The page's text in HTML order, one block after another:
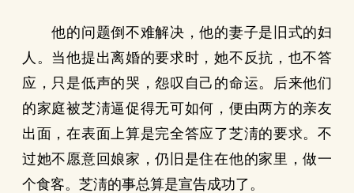
他的问题倒不难解决，他的妻子是旧式的妇
人。当他提出离婚的要求时，她不反抗，也不答
应，只是低声的哭，怨叹自己的命运。后来他们
的家庭被芝淸逼促得无可如何，便由两方的亲友
出面，在表面上算是完全答应了芝淸的要求。不
过她不愿意回娘家，仍旧是住在他的家里，做一
个食客。芝淸的事总算是宣告成功了。